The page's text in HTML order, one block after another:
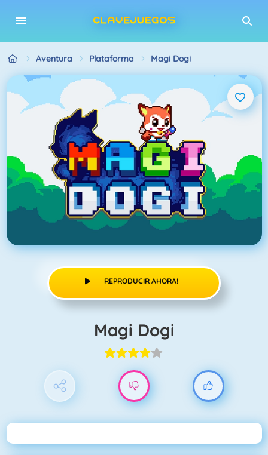
Aventura Plataforma Magi Dogi
REPRODUCIR AHORA!
Magi Dogi